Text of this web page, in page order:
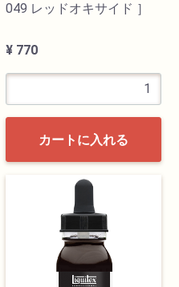
049 レッドオキサイド ］
¥ 770
カートに入れる